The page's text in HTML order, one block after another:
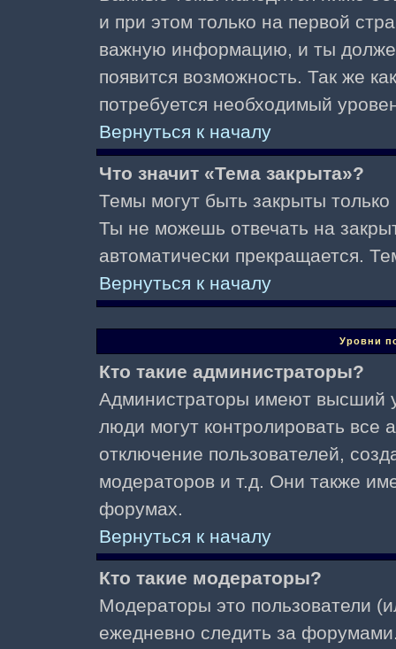
и при этом только на первой
важную информацию, и ты
появится возможность. Так же
потребуется необходимый
Вернуться к началу
Что значит «Тема закрыта»?
Темы могут быть закрыты
Ты не можешь отвечать на
автоматически прекращается.
Вернуться к началу
Уровни
Кто такие администраторы?
Администраторы имеют высший
люди могут контролировать все
отключение пользователей,
модераторов и т.д. Они также
форумах.
Вернуться к началу
Кто такие модераторы?
Модераторы это пользователи
ежедневно следить за